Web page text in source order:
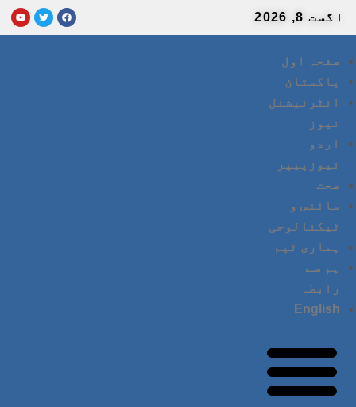
اگست 8, 2026
صفحہ اول
پاکستان
انٹرنیشنل
نیوز
اردو
نیوزپیپر
صحت
سائنس و
ٹیکنالوجی
ہماری ٹیم
ہم سے
رابطہ
English